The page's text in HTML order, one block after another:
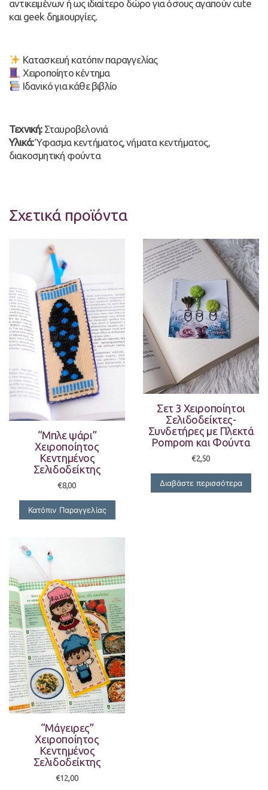
αντικειμένων ή ως ιδιαίτερο δώρο για όσους αγαπούν cute
και geek δημιουργίες.
Κατασκευή κατόπιν παραγγελίας
Χειροποίητο κέντημα
Ιδανικό για κάθε βιβλίο
Τεχνική:Σταυροβελονιά
Υλικά:Ύφασμα κεντήματος, νήματα κεντήματος,
διακοσμητική φούντα
Σχετικά προϊόντα
“Μπλε ψάρι”
Χειροποίητος
Κεντημένος
Σελιδοδείκτης
€8,00
Κατόπιν Παραγγελίας
Σετ 3 Χειροποίητοι
Σελιδοδείκτες-
Συνδετήρες με Πλεκτά
Pompom και Φούντα
€2,50
Διαβάστε περισσότερα
“Μάγειρες”
Χειροποίητος
Κεντημένος
Σελιδοδείκτης
€12,00